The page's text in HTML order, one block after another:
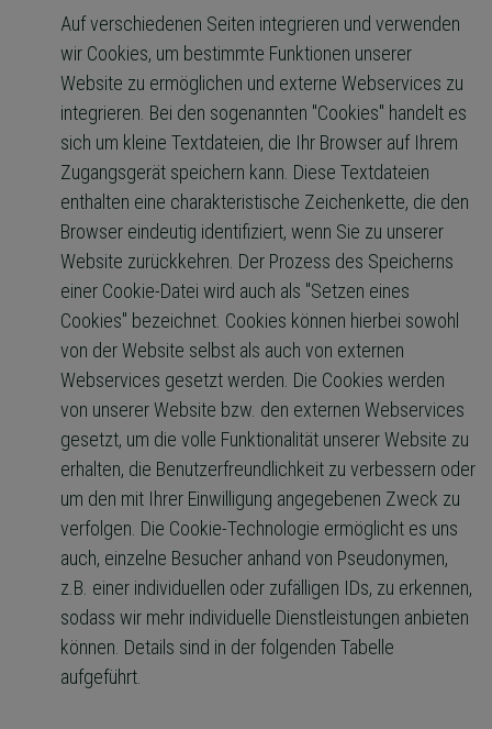
Auf verschiedenen Seiten integrieren und verwenden
wir Cookies, um bestimmte Funktionen unserer
Website zu ermöglichen und externe Webservices zu
integrieren. Bei den sogenannten "Cookies" handelt es
sich um kleine Textdateien, die Ihr Browser auf Ihrem
Zugangsgerät speichern kann. Diese Textdateien
enthalten eine charakteristische Zeichenkette, die den
Browser eindeutig identifiziert, wenn Sie zu unserer
Website zurückkehren. Der Prozess des Speicherns
einer Cookie-Datei wird auch als "Setzen eines
Cookies" bezeichnet. Cookies können hierbei sowohl
von der Website selbst als auch von externen
Webservices gesetzt werden. Die Cookies werden
von unserer Website bzw. den externen Webservices
gesetzt, um die volle Funktionalität unserer Website zu
erhalten, die Benutzerfreundlichkeit zu verbessern oder
um den mit Ihrer Einwilligung angegebenen Zweck zu
verfolgen. Die Cookie-Technologie ermöglicht es uns
auch, einzelne Besucher anhand von Pseudonymen,
z.B. einer individuellen oder zufälligen IDs, zu erkennen,
sodass wir mehr individuelle Dienstleistungen anbieten
können. Details sind in der folgenden Tabelle
aufgeführt.